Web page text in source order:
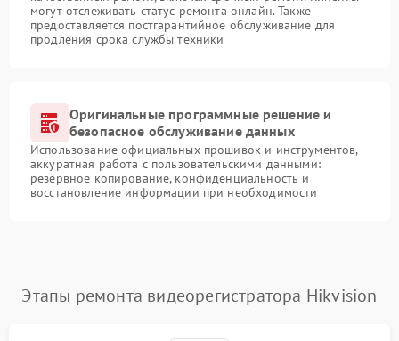
могут отслеживать статус ремонта онлайн. Также
предоставляется постгарантийное обслуживание для
продления срока службы техники
Оригинальные программные решение и
безопасное обслуживание данных
Использование официальных прошивок и инструментов,
аккуратная работа с пользовательскими данными:
резервное копирование, конфиденциальность и
восстановление информации при необходимости
Этапы ремонта видеорегистратора Hikvision